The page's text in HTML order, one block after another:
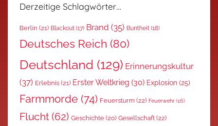
Derzeitige Schlagwörter…
Berlin (21) Blackout (17) Brand (35) Buntheit (18)
Deutsches Reich (80)
Deutschland (129) Erinnerungskultur
(37) Erlebnis (21) Erster Weltkrieg (30) Explosion (25)
Farmmorde (74) Feuersturm (22) Feuerwehr (16)
Flucht (62) Geschichte (20) Gesellschaft(22)